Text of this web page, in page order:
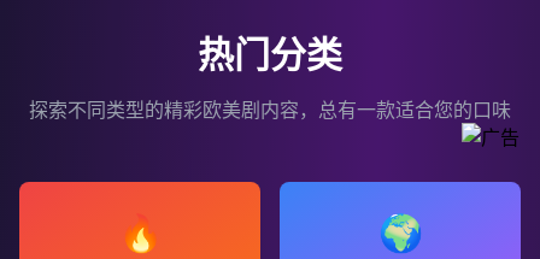
热门分类
探索不同类型的精彩欧美剧内容，总有一款适合您的口味
🔥 🌍